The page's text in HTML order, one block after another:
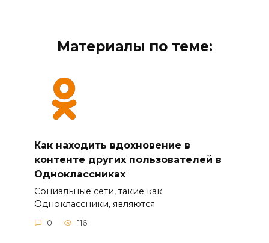
Материалы по теме:
Как находить вдохновение в
контенте других пользователей в
Одноклассниках
Социальные сети, такие как
Одноклассники, являются
0 116